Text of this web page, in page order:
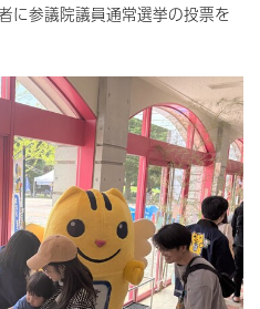
に参議院議員通常選挙の投票を